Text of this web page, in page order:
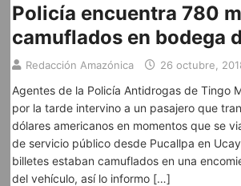
Policía encuentra 780
camuflados en bodega
Redacción Amazónica 26 octubre,
Agentes de la Policía Antidrogas de Tingo
por la tarde intervino a un pasajero que
dólares americanos en momentos que se
de servicio público desde Pucallpa en
billetes estaban camuflados en una
del vehículo, así lo informo […]